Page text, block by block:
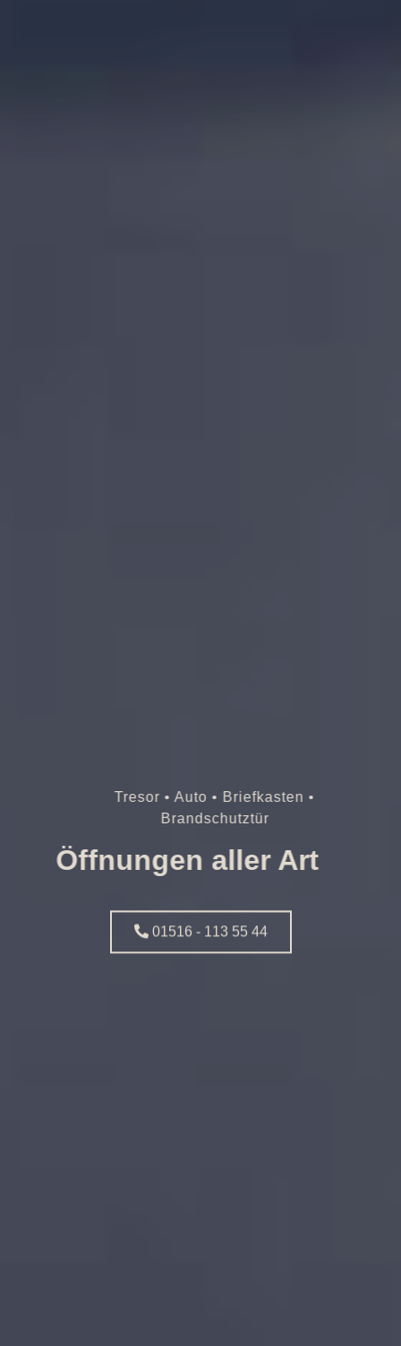
Tresor • Auto • Briefkasten •
Brandschutztür
Öffnungen aller Art
01516 - 113 55 44